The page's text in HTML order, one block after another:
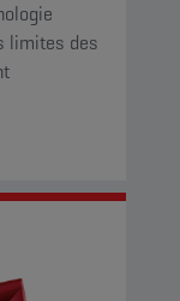
limites des